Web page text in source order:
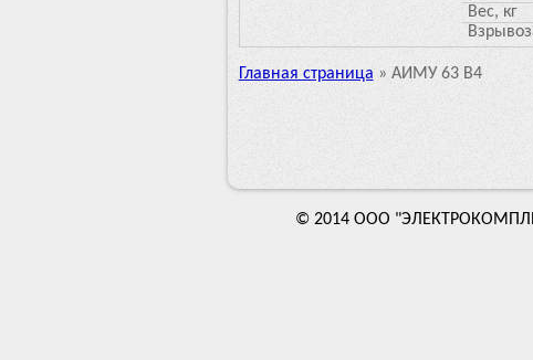
Вес, кг
Главная страница » АИМУ 63 В4
© 2014 ООО